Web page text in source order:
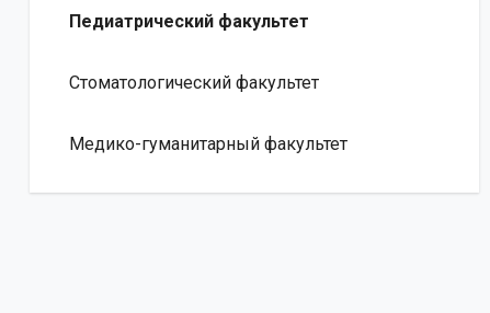
Педиатрический факультет
Стоматологический факультет
Медико-гуманитарный факультет